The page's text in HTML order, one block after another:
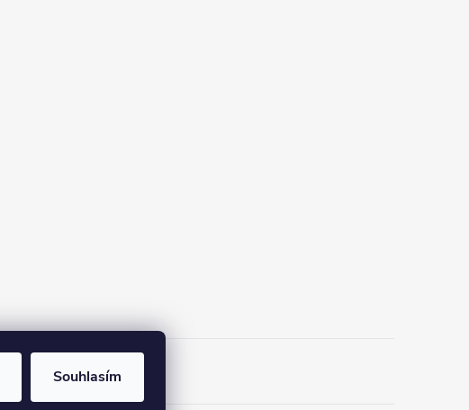
Souhlasím